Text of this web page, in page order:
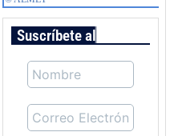
Suscríbete al boletín